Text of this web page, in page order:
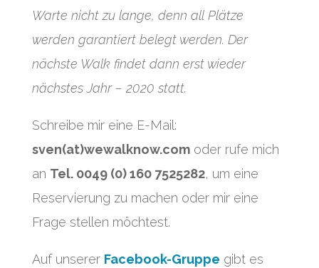
Warte nicht zu lange, denn all Plätze
werden garantiert belegt werden. Der
nächste Walk findet dann erst wieder
nächstes Jahr – 2020 statt.
Schreibe mir eine E-Mail:
sven(at)wewalknow.comoder rufe mich
an Tel. 0049 (0) 160 7525282, um eine
Reservierung zu machen oder mir eine
Frage stellen möchtest.
Auf unserer Facebook-Gruppe gibt es